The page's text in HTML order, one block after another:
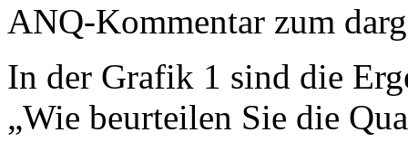
ANQ-Kommentar zum
In der Grafik 1 sind die
„Wie beurteilen Sie die